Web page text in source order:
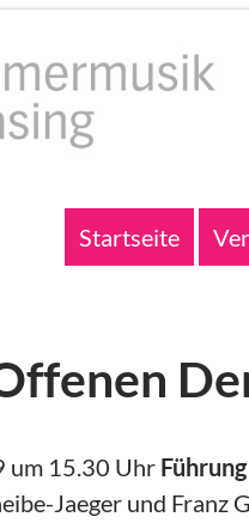
Startseite
um 15.30 Uhr
Jaeger und